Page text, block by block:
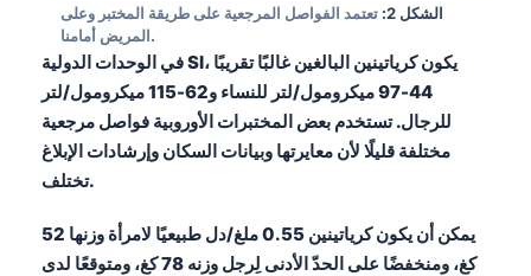
الشكل 2:
تعتمد الفواصل المرجعية على طريقة المختبر وعلى
المريض أمامنا.
SI، يكون كرياتينين البالغين غالبًا تقريبًا
44-97 ميكرومول/لتر للنساء و62-115 ميكرومول/لتر
للرجال. تستخدم بعض المختبرات الأوروبية فواصل مرجعية
مختلفة قليلًا لأن معايرتها وبيانات السكان وإرشادات الإبلاغ
تختلف.
يمكن أن يكون كرياتينين 0.55 ملغ/دل طبيعيًا لامرأة وزنها 52
كغ، ومنخفضًا على الحدّ الأدنى لِرجل وزنه 78 كغ، ومتوقعًا لدى